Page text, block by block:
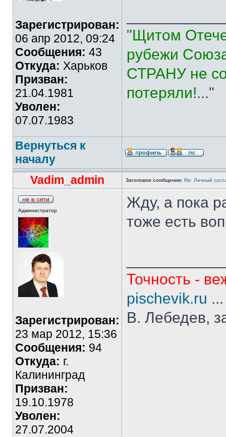
Зарегистрирован:
06 апр 2012, 09:24
Сообщения: 43
Откуда: Харьков
Призван:
21.04.1981
Уволен:
07.07.1983
"Щитом
рубежи
СТРАНУ не
потеряли!..."
Вернуться к
началу
Vadim_admin
Заголовок сообщения: Re: Личный
Администратор
Зарегистрирован:
23 мар 2012, 15:36
Сообщения: 94
Откуда: г.
Калининград
Призван:
19.10.1978
Уволен:
27.07.2004
Жду, а пока
тоже есть
Точность -
pischevik.ru
В. Лебедев,